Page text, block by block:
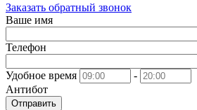
Заказать обратный звонок
Ваше имя
Телефон
Удобное время
-
Антибот
Отправить